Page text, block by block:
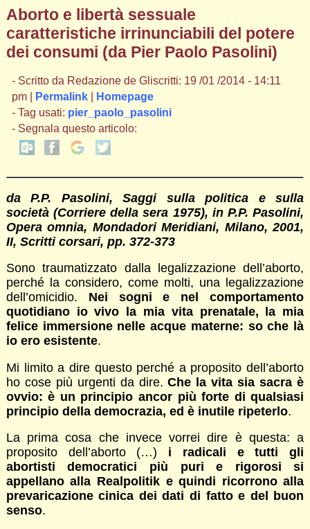
Aborto e libertà sessuale
caratteristiche irrinunciabili del potere
dei consumi (da Pier Paolo Pasolini)
- Scritto da Redazione de Gliscritti: 19 /01 /2014 - 14:11
pm |
Permalink|
Homepage
- Tag usati: pier_paolo_pasolini
- Segnala questo articolo:
da P.P. Pasolini, Saggi sulla politica e sulla
società (Corriere della sera 1975), in P.P. Pasolini,
Opera omnia, Mondadori Meridiani, Milano, 2001,
II, Scritti corsari, pp. 372-373
Sono traumatizzato dalla legalizzazione dell’aborto,
perché la considero, come molti, una legalizzazione
dell’omicidio. Nei sogni e nel comportamento
quotidiano io vivo la mia vita prenatale, la mia
felice immersione nelle acque materne: so che là
io ero esistente.
Mi limito a dire questo perché a proposito dell’aborto
ho cose più urgenti da dire.Che la vita sia sacra è
ovvio: è un principio ancor più forte di qualsiasi
principio della democrazia, ed è inutile ripeterlo.
La prima cosa che invece vorrei dire è questa: a
proposito dell’aborto (…) i radicali e tutti gli
abortisti democratici più puri e rigorosi si
appellano alla Realpolitik e quindi ricorrono alla
prevaricazione cinica dei dati di fatto e del buon
senso.